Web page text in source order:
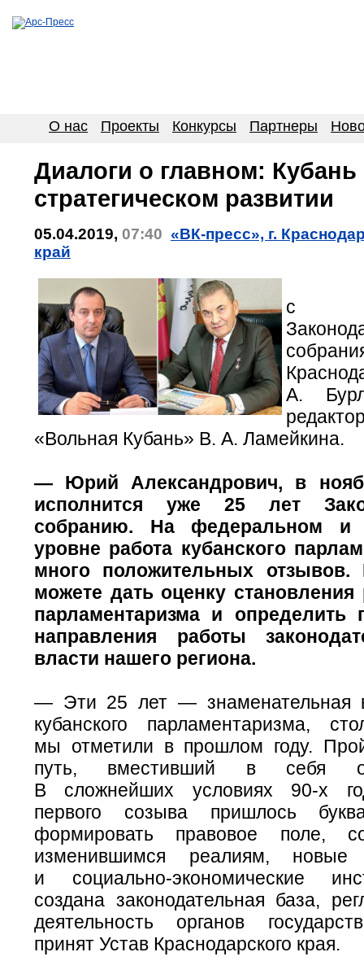
О нас Проекты Конкурсы Партнеры
Диалоги о главном: Кубань
стратегическом развитии
05.04.2019, 07:40 «ВК-пресс», г.
край
с
А.
«Вольная Кубань» В. А. Ламейкина.
— Юрий Александрович, в
исполнится уже 25 лет
собранию. На федеральном и
уровне работа кубанского
много положительных
можете дать оценку становления
парламентаризма и определить
направления работы
власти нашего региона.
— Эти 25 лет — знаменательная
кубанского парламентаризма,
мы отметили в прошлом году.
путь, вместивший в себя
В сложнейших условиях 90-х
первого созыва пришлось
формировать правовое поле,
изменившимся реалиям, новые
и социально-экономические
создана законодательная база,
деятельность органов
принят Устав Краснодарского края.